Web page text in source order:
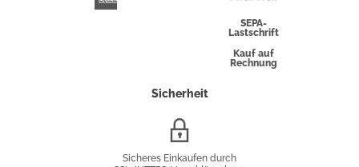
SEPA-
Lastschrift
Kauf auf
Rechnung
Sicherheit
Sicheres Einkaufen durch